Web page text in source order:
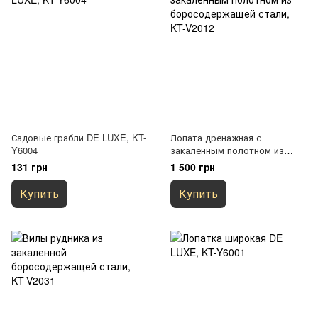
Садовые грабли DE LUXE, KT-
Y6004
131 грн
Купить
Лопата дренажная с
закаленным полотном из
боросодержащей стали, KT-
1 500 грн
Купить